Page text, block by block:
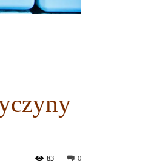
0
83